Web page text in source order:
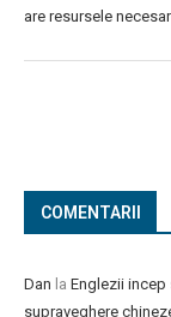
are resursele
COMENTARII
Dan la Englezii
supraveghere